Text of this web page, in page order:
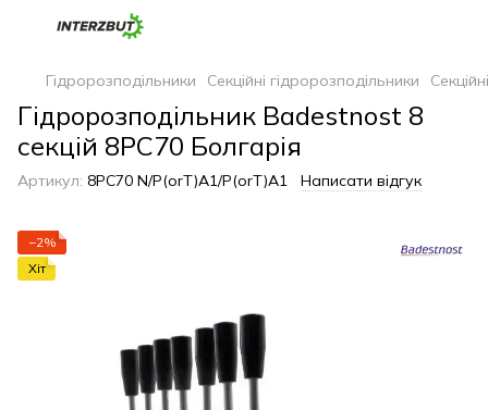
Гідророзподільники Секційні гідророзподільники
Гідророзподільник Badestnost 8
секцій 8PC70 Болгарія
Артикул: 8PC70 N/P(orT)A1/P(orT)A1 Написати відгук
−2%
Хіт